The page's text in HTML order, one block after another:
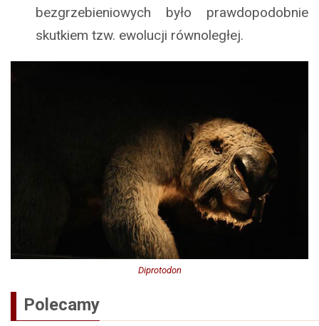
bezgrzebieniowych było prawdopodobnie
skutkiem tzw. ewolucji równoległej.
Diprotodon
Polecamy